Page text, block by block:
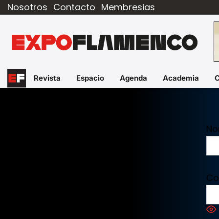
Nosotros Contacto Membresias
Revista Espacio Agenda Academia